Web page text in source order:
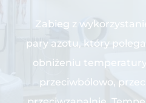
Zabieg z
pary azotu, który
obniżeniu temperatury
przeciwbólowo,